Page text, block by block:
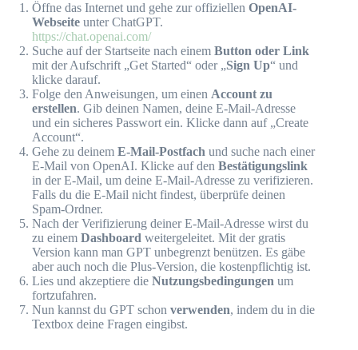
Öffne das Internet und gehe zur offiziellen OpenAI-
Webseite unter ChatGPT.
https://chat.openai.com/
Suche auf der Startseite nach einem Button oder Link
mit der Aufschrift „Get Started“ oder „Sign Up“ und
klicke darauf.
Folge den Anweisungen, um einen Account zu
erstellen. Gib deinen Namen, deine E-Mail-Adresse
und ein sicheres Passwort ein. Klicke dann auf „Create
Account“.
Gehe zu deinem E-Mail-Postfach und suche nach einer
E-Mail von OpenAI. Klicke auf den Bestätigungslink
in der E-Mail, um deine E-Mail-Adresse zu verifizieren.
Falls du die E-Mail nicht findest, überprüfe deinen
Spam-Ordner.
Nach der Verifizierung deiner E-Mail-Adresse wirst du
zu einem Dashboard weitergeleitet. Mit der gratis
Version kann man GPT unbegrenzt benützen. Es gäbe
aber auch noch die Plus-Version, die kostenpflichtig ist.
Lies und akzeptiere die Nutzungsbedingungen um
fortzufahren.
Nun kannst du GPT schon verwenden, indem du in die
Textbox deine Fragen eingibst.